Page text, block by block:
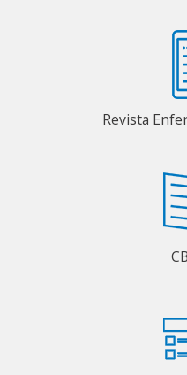
Revista